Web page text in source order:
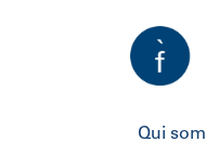
Qui som